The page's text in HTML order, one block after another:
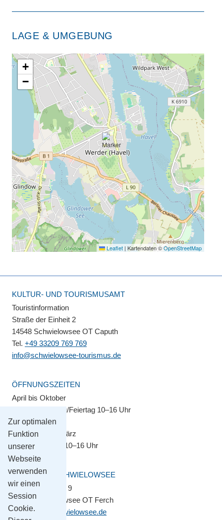
Zur optimalen
Funktion
unserer
Webseite
verwenden
wir einen
Session
Cookie.
LAGE & UMGEBUNG
+
−
Leaflet | Kartendaten ©OpenStreetMap
KULTUR- UND TOURISMUSAMT
Touristinformation
Straße der Einheit 2
14548 Schwielowsee OT Caputh
Tel. +49 33209 769 769
info@schwielowsee-tourismus.de
ÖFFNUNGSZEITEN
April bis Oktober
Montag–Sonntag/Feiertag 10–16 Uhr
November bis März
Montag–Freitag 10–16 Uhr
GEMEINDE SCHWIELOWSEE
Potsdamer Platz 9
14548 Schwielowsee OT Ferch
gemeinde@schwielowsee.de